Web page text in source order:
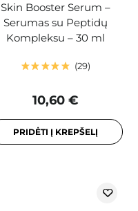
Skin Booster Serum –
Serumas su Peptidų
Kompleksu – 30 ml
29
10,60 €
PRIDĖTI Į KREPŠELĮ